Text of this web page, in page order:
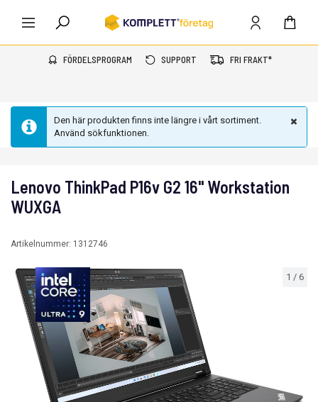
FÖRDELSPROGRAM SUPPORT FRI FRAKT*
Den här produkten finns inte längre i vårt sortiment.
Använd sökfunktionen.
1 / 6
Lenovo ThinkPad P16v G2 16" Workstation
WUXGA
Artikelnummer: 1312746